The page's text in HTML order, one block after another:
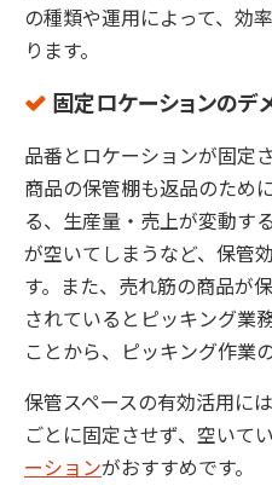
の種類や運用によって、効
ります。
固定ロケーションのデ
品番とロケーションが固定
商品の保管棚も返品のため
る、生産量・売上が変動す
が空いてしまうなど、保管
す。また、売れ筋の商品が
されているとピッキング業
ことから、ピッキング作業
保管スペースの有効活用に
ごとに固定させず、空いて
ーションがおすすめです。